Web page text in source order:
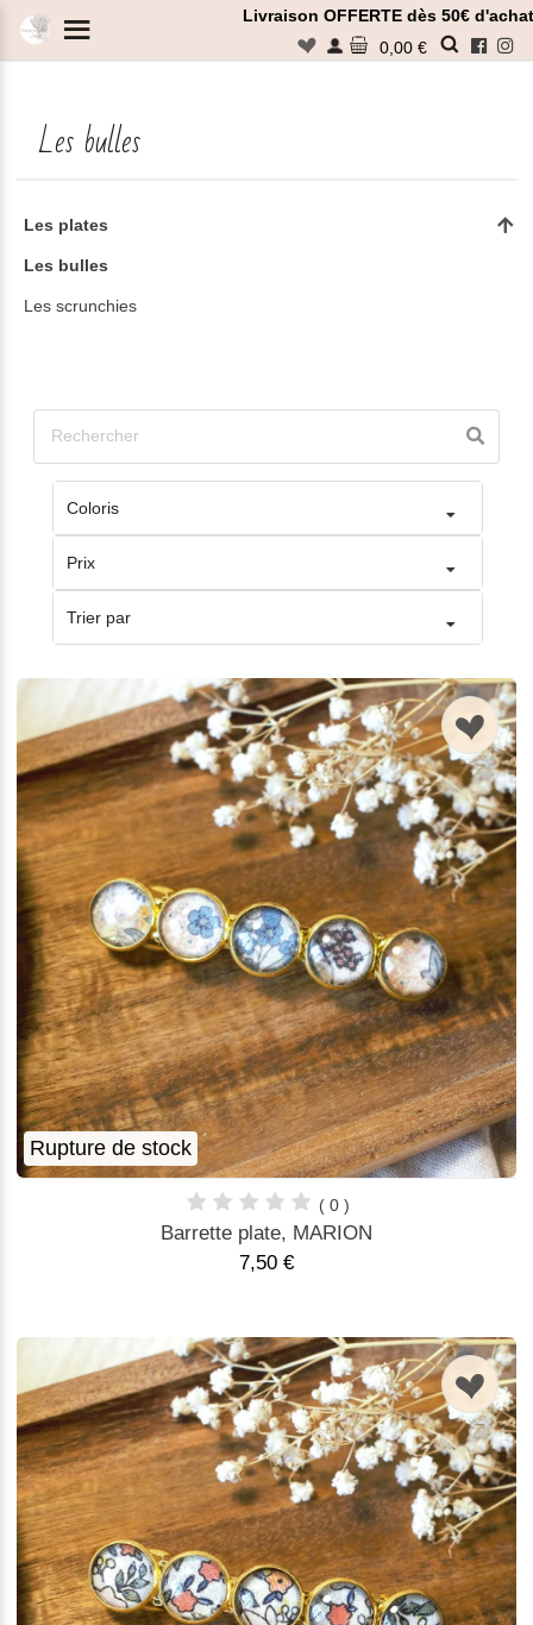
Livraison OFFERTE dès 50€
n 0,00 €
Les bulles
Les plates
Les bulles
Les scrunchies
Coloris
Prix
Trier par
Rupture de stock
n
( 0 )
Barrette plate, MARION
7,50 €
n
Panneau de gestion des cookies